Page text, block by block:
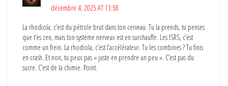
décembre 4, 2025 AT 13:58
La rhodiola, c’est du pétrole brut dans ton cerveau. Tu la prends, tu penses
que t’es zen, mais ton système nerveux est en surchauffe. Les ISRS, c’est
comme un frein. La rhodiola, c’est l’accélérateur. Tu les combines ? Tu finis
en crash. Et non, tu peux pas « juste en prendre un peu ». C’est pas du
sucre. C’est de la chimie. Point.